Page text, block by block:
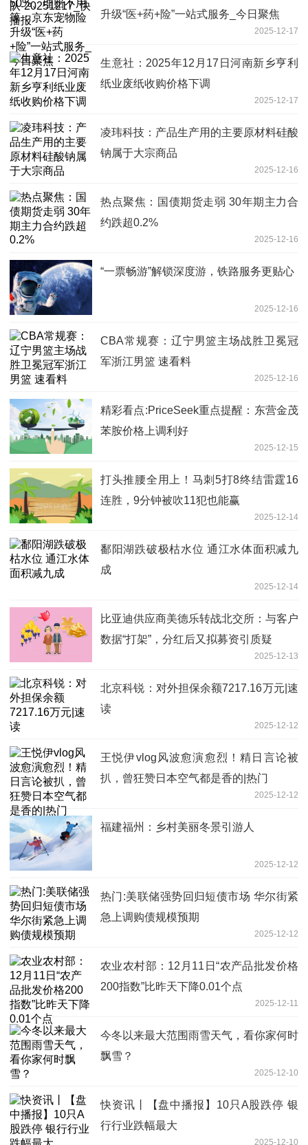
升级“医+药+险”一站式服务_今日聚焦
2025-12-17
生意社：2025年12月17日河南新乡亨利
纸业废纸收购价格下调
2025-12-17
凌玮科技：产品生产用的主要原材料硅酸
钠属于大宗商品
2025-12-16
热点聚焦：国债期货走弱 30年期主力合
约跌超0.2%
2025-12-16
“一票畅游”解锁深度游，铁路服务更贴心
2025-12-16
CBA常规赛：辽宁男篮主场战胜卫冕冠
军浙江男篮 速看料
2025-12-16
精彩看点:PriceSeek重点提醒：东营金茂
苯胺价格上调利好
2025-12-15
打头推腰全用上！马刺5打8终结雷霆16
连胜，9分钟被吹11犯也能赢
2025-12-14
鄱阳湖跌破极枯水位 通江水体面积减九
成
2025-12-14
比亚迪供应商美德乐转战北交所：与客户
数据“打架”，分红后又拟募资引质疑
2025-12-13
北京科锐：对外担保余额7217.16万元|速
读
2025-12-12
王悦伊vlog风波愈演愈烈！精日言论被
扒，曾狂赞日本空气都是香的|热门
2025-12-12
福建福州：乡村美丽冬景引游人
2025-12-12
热门:美联储强势回归短债市场 华尔街紧
急上调购债规模预期
2025-12-12
农业农村部：12月11日“农产品批发价格
200指数”比昨天下降0.01个点
2025-12-11
今冬以来最大范围雨雪天气，看你家何时
飘雪？
2025-12-10
快资讯丨【盘中播报】10只A股跌停 银
行行业跌幅最大
2025-12-10